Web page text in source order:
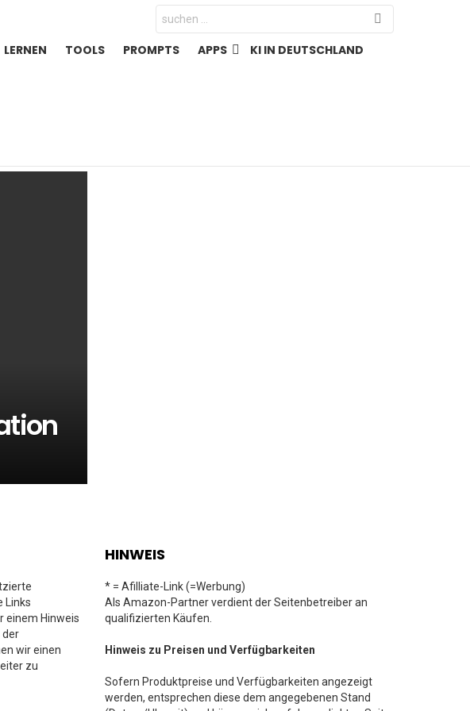
Search
for:
LERNEN TOOLS PROMPTS APPS
KI IN DEUTSCHLAND
Links
einem Hinweis
der
wir einen
zu
HINWEIS
* = Afilliate-Link (=Werbung)
Als Amazon-Partner verdient der Seitenbetreiber an
qualifizierten Käufen.
Hinweis zu Preisen und Verfügbarkeiten
Sofern Produktpreise und Verfügbarkeiten angezeigt
werden, entsprechen diese dem angegebenen Stand